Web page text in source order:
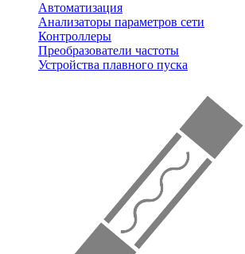
Автоматизация
Анализаторы параметров сети
Контроллеры
Преобразователи частоты
Устройства плавного пуска